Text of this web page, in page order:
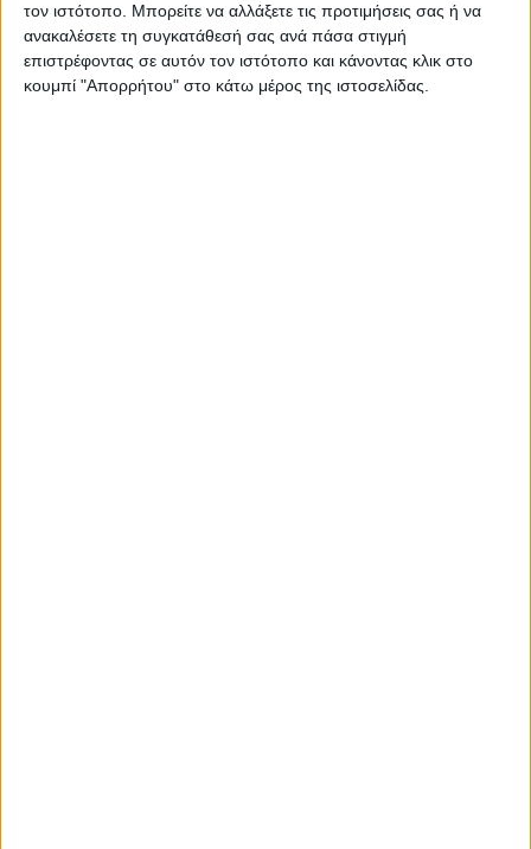
τον ιστότοπο. Μπορείτε να αλλάξετε τις προτιμήσεις σας ή να
ανακαλέσετε τη συγκατάθεσή σας ανά πάσα στιγμή
επιστρέφοντας σε αυτόν τον ιστότοπο και κάνοντας κλικ στο
κουμπί "Απορρήτου" στο κάτω μέρος της ιστοσελίδας.